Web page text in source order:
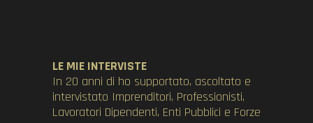
LE MIE INTERVISTE
In 20 anni di ho supportato, ascoltato e
intervistato Imprenditori, Professionisti,
Lavoratori Dipendenti, Enti Pubblici e Forze